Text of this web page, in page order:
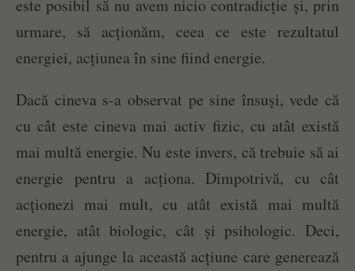
este posibil să nu avem nicio contradicție și, prin
urmare, să acționăm, ceea ce este rezultatul
energiei, acțiunea în sine fiind energie.
Dacă cineva s-a observat pe sine însuși, vede că
cu cât este cineva mai activ fizic, cu atât există
mai multă energie. Nu este invers, că trebuie să ai
energie pentru a acționa. Dimpotrivă, cu cât
acționezi mai mult, cu atât există mai multă
energie, atât biologic, cât și psihologic. Deci,
pentru a ajunge la această acțiune care generează